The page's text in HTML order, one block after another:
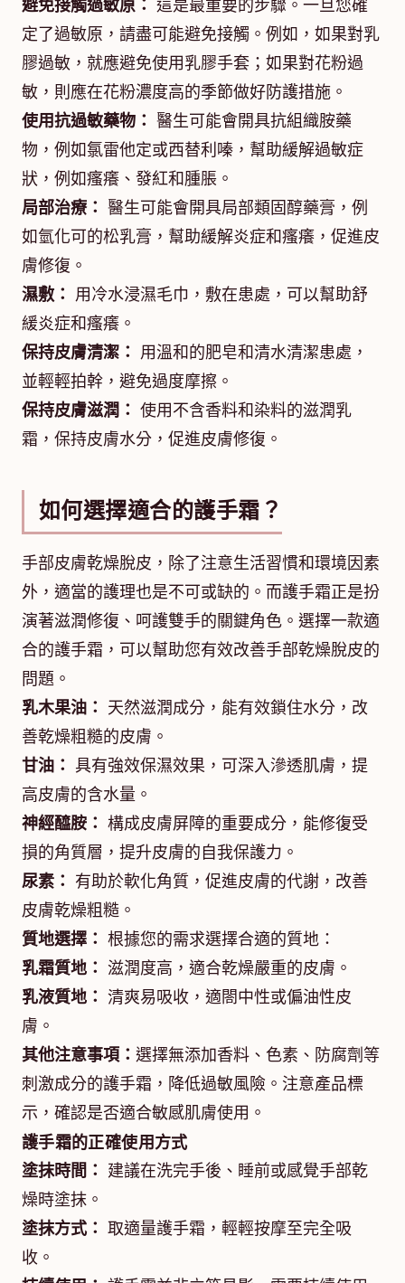
避免接觸過敏原： 這是最重要的步驟。一旦您確
定了過敏原，請盡可能避免接觸。例如，如果對乳
膠過敏，就應避免使用乳膠手套；如果對花粉過
敏，則應在花粉濃度高的季節做好防護措施。
使用抗過敏藥物： 醫生可能會開具抗組織胺藥
物，例如氯雷他定或西替利嗪，幫助緩解過敏症
狀，例如瘙癢、發紅和腫脹。
局部治療： 醫生可能會開具局部類固醇藥膏，例
如氫化可的松乳膏，幫助緩解炎症和瘙癢，促進皮
膚修復。
濕敷： 用冷水浸濕毛巾，敷在患處，可以幫助舒
緩炎症和瘙癢。
保持皮膚清潔： 用溫和的肥皂和清水清潔患處，
並輕輕拍幹，避免過度摩擦。
保持皮膚滋潤： 使用不含香料和染料的滋潤乳
霜，保持皮膚水分，促進皮膚修復。
如何選擇適合的護手霜？
手部皮膚乾燥脫皮，除了注意生活習慣和環境因素
外，適當的護理也是不可或缺的。而護手霜正是扮
演著滋潤修復、呵護雙手的關鍵角色。選擇一款適
合的護手霜，可以幫助您有效改善手部乾燥脫皮的
問題。
乳木果油： 天然滋潤成分，能有效鎖住水分，改
善乾燥粗糙的皮膚。
甘油： 具有強效保濕效果，可深入滲透肌膚，提
高皮膚的含水量。
神經醯胺： 構成皮膚屏障的重要成分，能修復受
損的角質層，提升皮膚的自我保護力。
尿素： 有助於軟化角質，促進皮膚的代謝，改善
皮膚乾燥粗糙。
質地選擇： 根據您的需求選擇合適的質地：
乳霜質地： 滋潤度高，適合乾燥嚴重的皮膚。
乳液質地： 清爽易吸收，適閤中性或偏油性皮
膚。
其他注意事項： 選擇無添加香料、色素、防腐劑等
刺激成分的護手霜，降低過敏風險。注意產品標
示，確認是否適合敏感肌膚使用。
護手霜的正確使用方式
塗抹時間： 建議在洗完手後、睡前或感覺手部乾
燥時塗抹。
塗抹方式： 取適量護手霜，輕輕按摩至完全吸
收。